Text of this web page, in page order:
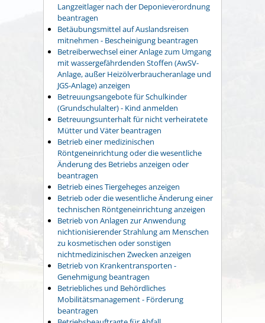
Langzeitlager nach der Deponieverordnung
beantragen
Betäubungsmittel auf Auslandsreisen
mitnehmen - Bescheinigung beantragen
Betreiberwechsel einer Anlage zum Umgang
mit wassergefährdenden Stoffen (AwSV-
Anlage, außer Heizölverbraucheranlage und
JGS-Anlage) anzeigen
Betreuungsangebote für Schulkinder
(Grundschulalter) - Kind anmelden
Betreuungsunterhalt für nicht verheiratete
Mütter und Väter beantragen
Betrieb einer medizinischen
Röntgeneinrichtung oder die wesentliche
Änderung des Betriebs anzeigen oder
beantragen
Betrieb eines Tiergeheges anzeigen
Betrieb oder die wesentliche Änderung einer
technischen Röntgeneinrichtung anzeigen
Betrieb von Anlagen zur Anwendung
nichtionisierender Strahlung am Menschen
zu kosmetischen oder sonstigen
nichtmedizinischen Zwecken anzeigen
Betrieb von Krankentransporten -
Genehmigung beantragen
Betriebliches und Behördliches
Mobilitätsmanagement - Förderung
beantragen